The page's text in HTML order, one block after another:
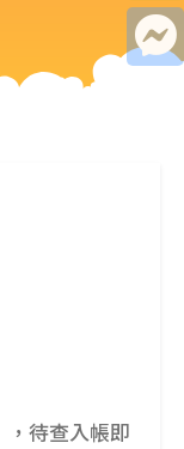
，待查入帳即